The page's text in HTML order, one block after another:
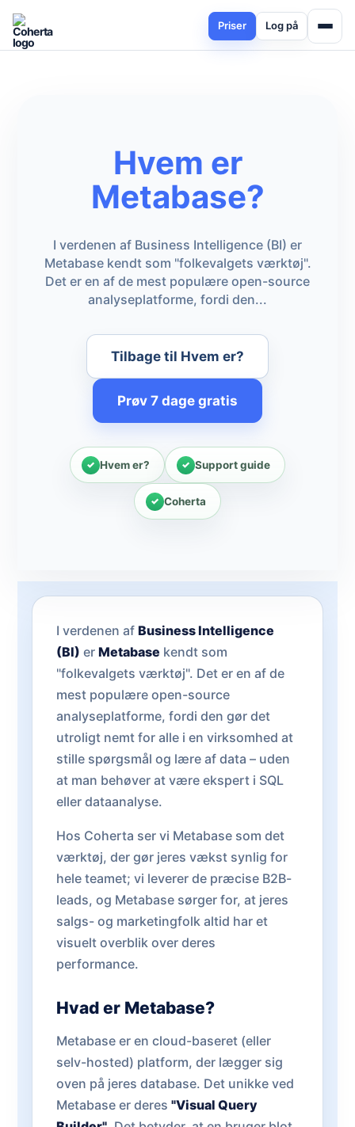
Priser Log på
Hvem er
Metabase?
I verdenen af Business Intelligence (BI) er
Metabase kendt som "folkevalgets værktøj".
Det er en af de mest populære open-source
analyseplatforme, fordi den...
Tilbage til Hvem er?
Prøv 7 dage gratis
Hvem er? Support guide
Coherta
I verdenen af Business Intelligence
(BI) er Metabase kendt som
"folkevalgets værktøj". Det er en af de
mest populære open-source
analyseplatforme, fordi den gør det
utroligt nemt for alle i en virksomhed at
stille spørgsmål og lære af data – uden
at man behøver at være ekspert i SQL
eller dataanalyse.
Hos Coherta ser vi Metabase som det
værktøj, der gør jeres vækst synlig for
hele teamet; vi leverer de præcise B2B-
leads, og Metabase sørger for, at jeres
salgs- og marketingfolk altid har et
visuelt overblik over deres
performance.
Hvad er Metabase?
Metabase er en cloud-baseret (eller
selv-hosted) platform, der lægger sig
oven på jeres database. Det unikke ved
Metabase er deres "Visual Query